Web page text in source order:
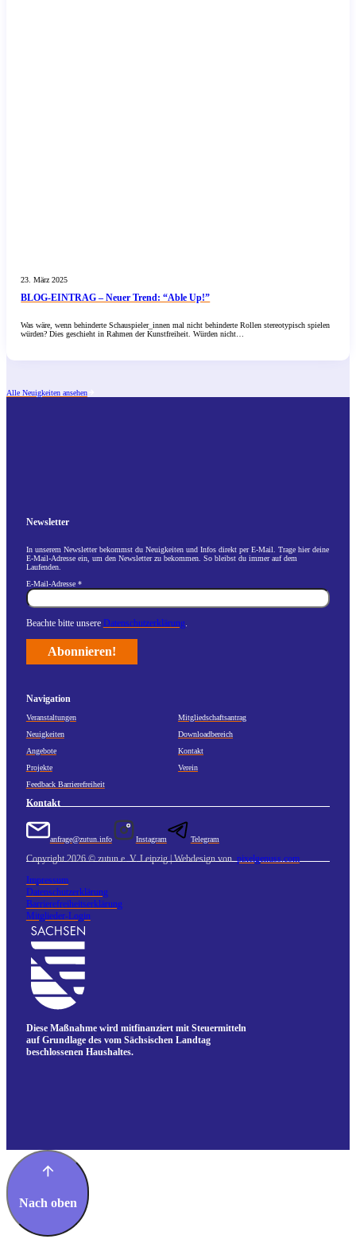
23. März 2025
BLOG-EINTRAG – Neuer Trend: “Able Up!”
Was wäre, wenn behinderte Schauspieler_innen mal nicht behinderte Rollen stereotypisch spielen
würden? Dies geschieht in Rahmen der Kunstfreiheit. Würden nicht…
Alle Neuigkeiten ansehen
Newsletter
In unserem Newsletter bekommst du Neuigkeiten und Infos direkt per E-Mail. Trage hier deine
E-Mail-Adresse ein, um den Newsletter zu bekommen. So bleibst du immer auf dem
Laufenden.
E-Mail-Adresse *
Beachte bitte unsere Datenschutzerklärung.
Navigation
Veranstaltungen
Mitgliedschaftsantrag
Neuigkeiten
Downloadbereich
Angebote
Kontakt
Projekte
Verein
Feedback Barrierefreiheit
Kontakt
anfrage@zutun.info Instagram Telegram
Copyright 2026 © zutun e. V. Leipzig | Webdesign von pixelgenuss.com
Impressum
Datenschutzerklärung
Barrierefreiheitserklärung
Mitglieder-Login
Diese Maßnahme wird mitfinanziert mit Steuermitteln
auf Grundlage des vom Sächsischen Landtag
beschlossenen Haushaltes.
Nach oben